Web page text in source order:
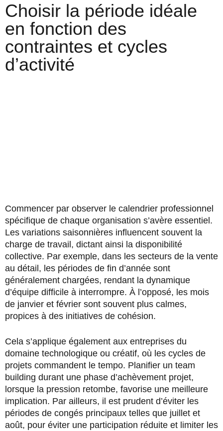
Choisir la période idéale
en fonction des
contraintes et cycles
d’activité
Commencer par observer le calendrier professionnel
spécifique de chaque organisation s’avère essentiel.
Les variations saisonnières influencent souvent la
charge de travail, dictant ainsi la disponibilité
collective. Par exemple, dans les secteurs de la vente
au détail, les périodes de fin d’année sont
généralement chargées, rendant la dynamique
d’équipe difficile à interrompre. À l’opposé, les mois
de janvier et février sont souvent plus calmes,
propices à des initiatives de cohésion.
Cela s’applique également aux entreprises du
domaine technologique ou créatif, où les cycles de
projets commandent le tempo. Planifier un team
building durant une phase d’achèvement projet,
lorsque la pression retombe, favorise une meilleure
implication. Par ailleurs, il est prudent d’éviter les
périodes de congés principaux telles que juillet et
août, pour éviter une participation réduite et limiter les